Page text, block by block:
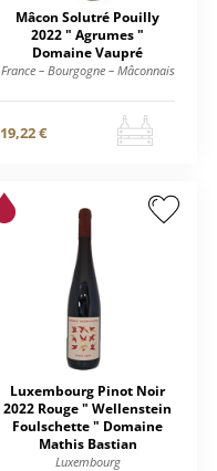
Mâcon Solutré Pouilly
2022 " Agrumes "
Domaine Vaupré
France – Bourgogne – Mâconnais
19,22 €
Luxembourg Pinot Noir
2022 Rouge " Wellenstein
Foulschette " Domaine
Mathis Bastian
Luxembourg